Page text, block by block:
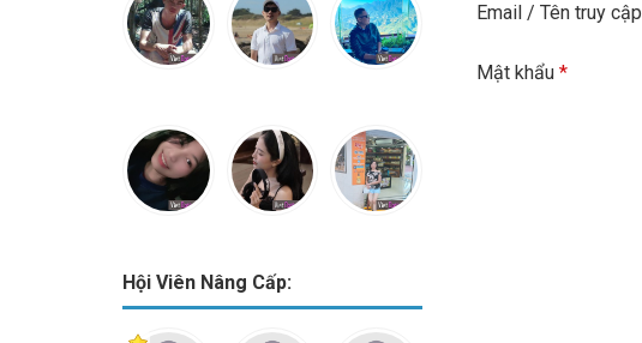
Hội Viên Nâng Cấp:
Email / Tên truy cập
Mật khẩu *